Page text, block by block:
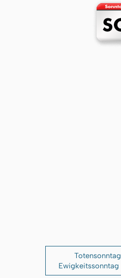
Totensonntag
Ewigkeitssonntag